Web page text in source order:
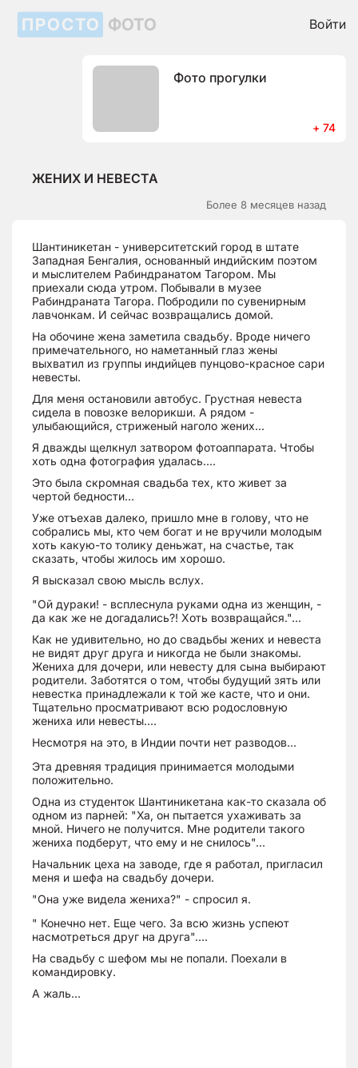
ПРОСТО ФОТО Войти
Фото прогулки
+ 74
ЖЕНИХ И НЕВЕСТА
Более 8 месяцев назад
Шантиникетан - университетский город в штате
Западная Бенгалия, основанный индийским поэтом
и мыслителем Рабиндранатом Тагором. Мы
приехали сюда утром. Побывали в музее
Рабиндраната Тагора. Побродили по сувенирным
лавчонкам. И сейчас возвращались домой.
На обочине жена заметила свадьбу. Вроде ничего
примечательного, но наметанный глаз жены
выхватил из группы индийцев пунцово-красное сари
невесты.
Для меня остановили автобус. Грустная невеста
сидела в повозке велорикши. А рядом -
улыбающийся, стриженый наголо жених...
Я дважды щелкнул затвором фотоаппарата. Чтобы
хоть одна фотография удалась....
Это была скромная свадьба тех, кто живет за
чертой бедности...
Уже отъехав далеко, пришло мне в голову, что не
собрались мы, кто чем богат и не вручили молодым
хоть какую-то толику деньжат, на счастье, так
сказать, чтобы жилось им хорошо.
Я высказал свою мысль вслух.
"Ой дураки! - всплеснула руками одна из женщин, -
да как же не догадались?! Хоть возвращайся."...
Как не удивительно, но до свадьбы жених и невеста
не видят друг друга и никогда не были знакомы.
Жениха для дочери, или невесту для сына выбирают
родители. Заботятся о том, чтобы будущий зять или
невестка принадлежали к той же касте, что и они.
Тщательно просматривают всю родословную
жениха или невесты....
Несмотря на это, в Индии почти нет разводов...
Эта древняя традиция принимается молодыми
положительно.
Одна из студенток Шантиникетана как-то сказала об
одном из парней: "Ха, он пытается ухаживать за
мной. Ничего не получится. Мне родители такого
жениха подберут, что ему и не снилось"...
Начальник цеха на заводе, где я работал, пригласил
меня и шефа на свадьбу дочери.
"Она уже видела жениха?" - спросил я.
" Конечно нет. Еще чего. За всю жизнь успеют
насмотреться друг на друга"....
На свадьбу с шефом мы не попали. Поехали в
командировку.
А жаль...